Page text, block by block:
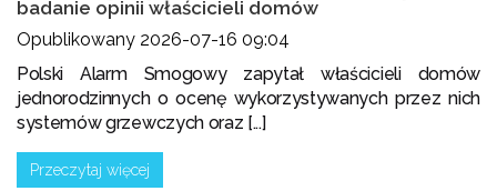
badanie opinii właścicieli domów
Opublikowany 2026-07-16 09:04
Polski Alarm Smogowy zapytał właścicieli domów
jednorodzinnych o ocenę wykorzystywanych przez nich
systemów grzewczych oraz [...]
Przeczytaj więcej